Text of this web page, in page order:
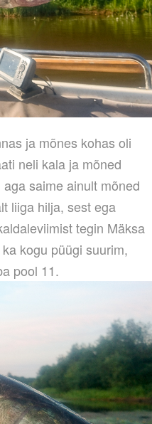
ja mõnes kohas oli
neli kala ja mõned
saime ainult mõned
liiga hilja, sest ega
tegin Mäksa
kogu püügi suurim,
pool 11.